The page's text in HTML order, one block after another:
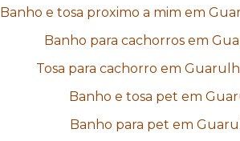
Banho e tosa proximo a mim em
Banho para cachorros em
Tosa para cachorro em
Banho e tosa pet em
Banho para pet em